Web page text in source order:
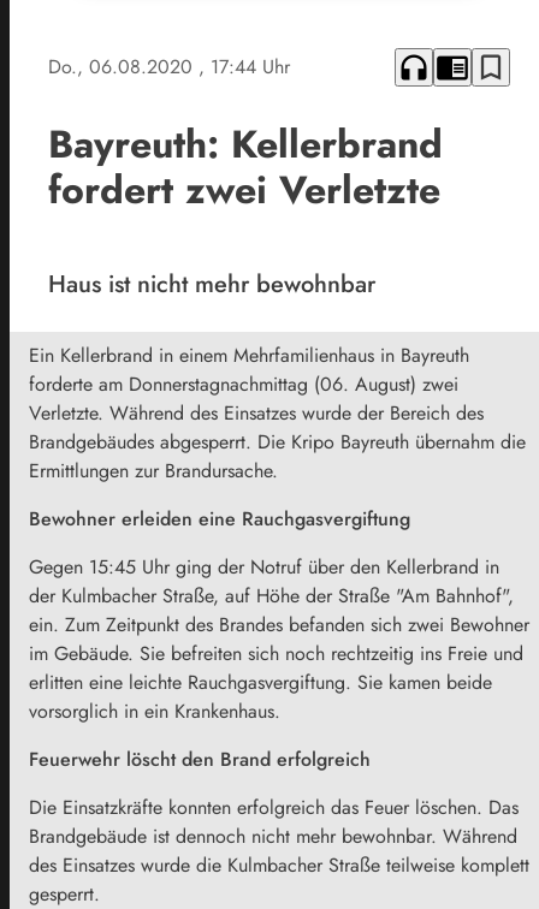
Do., 06.08.2020 , 17:44 Uhr headphones chrome_reader_mode bookmark_border
Bayreuth: Kellerbrand
fordert zwei Verletzte
Haus ist nicht mehr bewohnbar
Ein Kellerbrand in einem Mehrfamilienhaus in Bayreuth
forderte am Donnerstagnachmittag (06. August) zwei
Verletzte. Während des Einsatzes wurde der Bereich des
Brandgebäudes abgesperrt. Die Kripo Bayreuth übernahm die
Ermittlungen zur Brandursache.
Bewohner erleiden eine Rauchgasvergiftung
Gegen 15:45 Uhr ging der Notruf über den Kellerbrand in
der Kulmbacher Straße, auf Höhe der Straße "Am Bahnhof",
ein. Zum Zeitpunkt des Brandes befanden sich zwei Bewohner
im Gebäude. Sie befreiten sich noch rechtzeitig ins Freie und
erlitten eine leichte Rauchgasvergiftung. Sie kamen beide
vorsorglich in ein Krankenhaus.
Feuerwehr löscht den Brand erfolgreich
Die Einsatzkräfte konnten erfolgreich das Feuer löschen. Das
Brandgebäude ist dennoch nicht mehr bewohnbar. Während
des Einsatzes wurde die Kulmbacher Straße teilweise komplett
gesperrt.